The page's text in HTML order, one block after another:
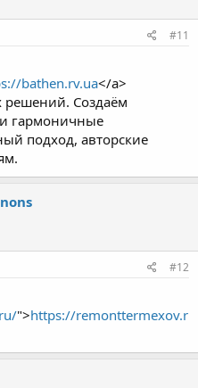
#11
bathen.rv.ua</a>
решений. Создаём
гармоничные
подход, авторские
#12
">https://remonttermexov.r